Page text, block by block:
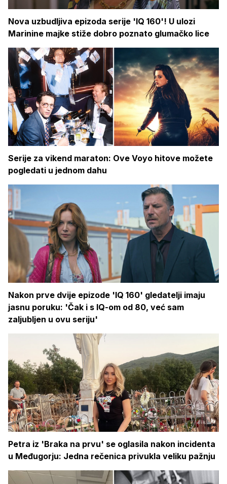
Nova uzbudljiva epizoda serije 'IQ 160'! U ulozi
Marinine majke stiže dobro poznato glumačko lice
Serije za vikend maraton: Ove Voyo hitove možete
pogledati u jednom dahu
Nakon prve dvije epizode 'IQ 160' gledatelji imaju
jasnu poruku: 'Čak i s IQ-om od 80, već sam
zaljubljen u ovu seriju'
Petra iz 'Braka na prvu' se oglasila nakon incidenta
u Međugorju: Jedna rečenica privukla veliku pažnju